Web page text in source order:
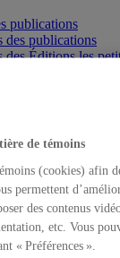
publications
des publications
des Éditions les
de projet
de témoins
(cookies) afin
permettent
des contenus
etc. Vous
« Préférences ».